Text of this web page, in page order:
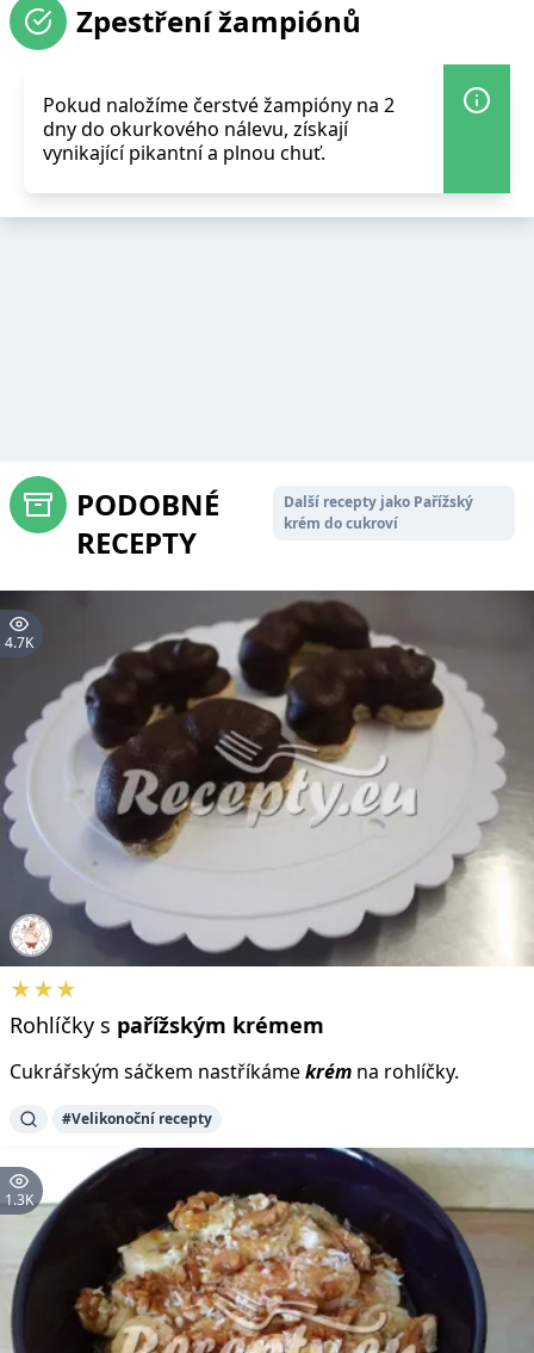
Zpestření žampiónů
Pokud naložíme čerstvé žampióny na 2
dny do okurkového nálevu, získají
vynikající pikantní a plnou chuť.
PODOBNÉ
RECEPTY
Další recepty jako Pařížský
krém do cukroví
4.7K
★★★
Rohlíčky s pařížským krémem
Cukrářským sáčkem nastříkámekrém na rohlíčky.
#Velikonoční recepty
1.3K